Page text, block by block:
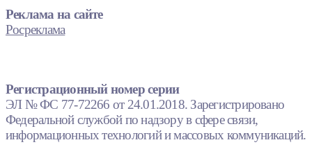
Реклама на сайте
Росреклама
Регистрационный номер серии
ЭЛ № ФС 77-72266 от 24.01.2018. Зарегистрировано
Федеральной службой по надзору в сфере связи,
информационных технологий и массовых коммуникаций.